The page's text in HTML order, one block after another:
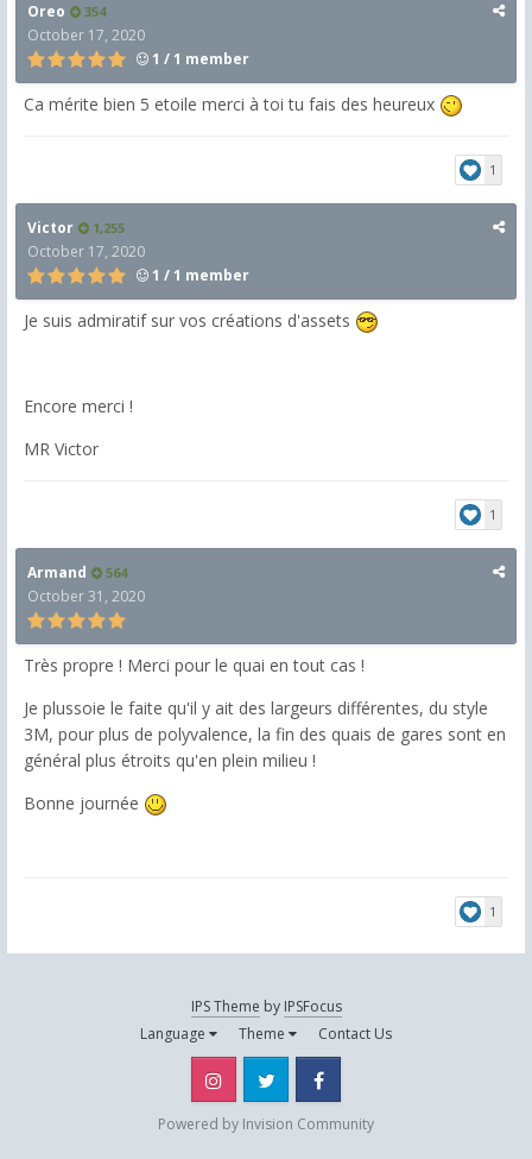
Oreo 354
October 17, 2020
1 / 1 member
Ca mérite bien 5 etoile merci à toi tu fais des heureux
1
Victor 1,255
October 17, 2020
1 / 1 member
Je suis admiratif sur vos créations d'assets
Encore merci !
MR Victor
1
Armand 564
October 31, 2020
Très propre ! Merci pour le quai en tout cas !
Je plussoie le faite qu'il y ait des largeurs différentes, du style
3M, pour plus de polyvalence, la fin des quais de gares sont en
général plus étroits qu'en plein milieu !
Bonne journée
1
IPS Theme by IPSFocus
Language
Theme Contact Us
Instagram Twitter
Powered by Invision Community